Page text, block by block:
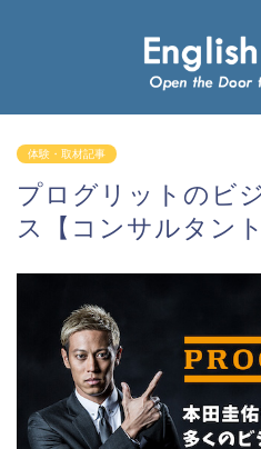
体験・取材記事
プログリットのビ
ス【コンサルタン